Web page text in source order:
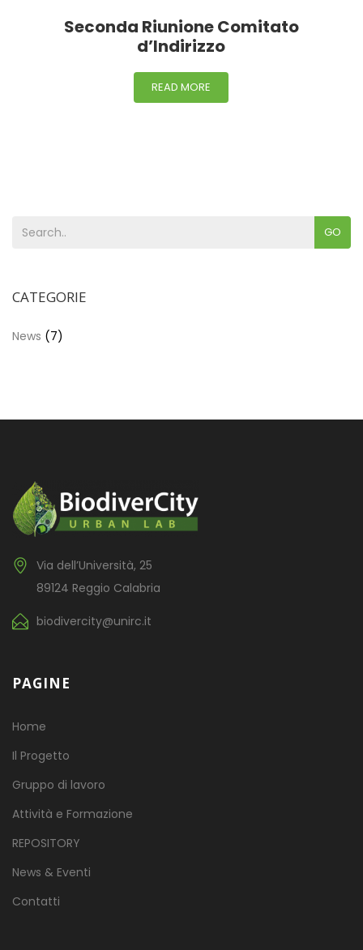
Seconda Riunione Comitato
d’Indirizzo
READ MORE
GO
CATEGORIE
News (7)
Via dell’Università, 25
89124 Reggio Calabria
biodivercity@unirc.it
PAGINE
Home
Il Progetto
Gruppo di lavoro
Attività e Formazione
REPOSITORY
News & Eventi
Contatti